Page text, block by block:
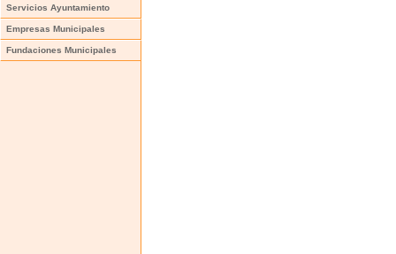
Servicios Ayuntamiento
Empresas Municipales
Fundaciones Municipales